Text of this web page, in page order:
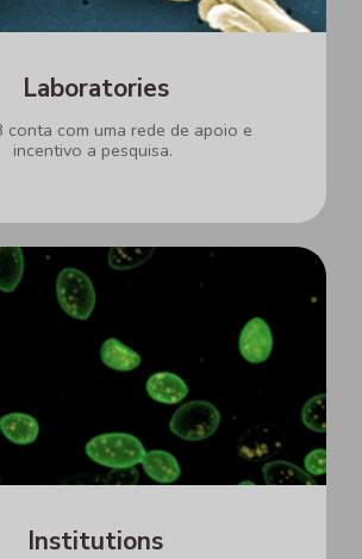
Laboratories
conta com uma rede de apoio e
incentivo a pesquisa.
Institutions